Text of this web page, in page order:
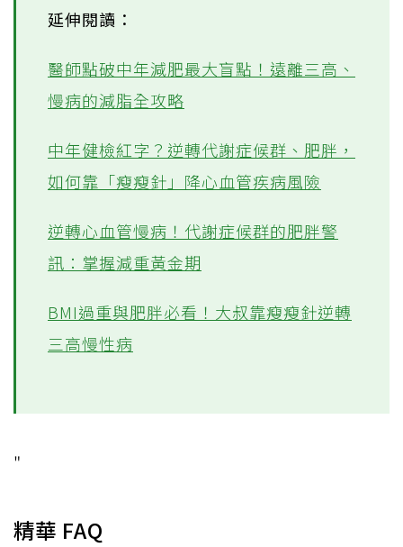
過輕
正常
過重
輕度肥胖
重度肥胖
延伸閱讀：
醫師點破中年減肥最大盲點！遠離三高、
慢病的減脂全攻略
中年健檢紅字？逆轉代謝症候群、肥胖，
如何靠「瘦瘦針」降心血管疾病風險
逆轉心血管慢病！代謝症候群的肥胖警
訊：掌握減重黃金期
BMI過重與肥胖必看！大叔靠瘦瘦針逆轉
三高慢性病
"
精華 FAQ